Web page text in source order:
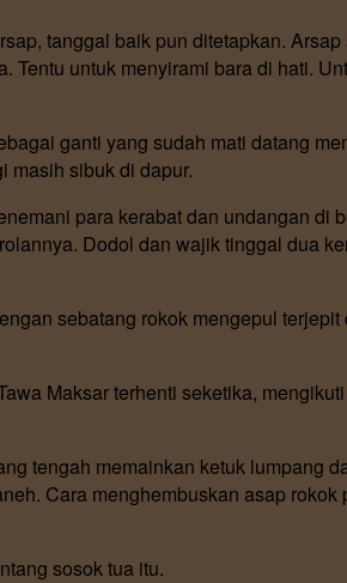
tanggal baik pun ditetapkan.
untuk menyirami bara di hati.
ganti yang sudah mati datang
masih sibuk di dapur.
para kerabat dan undangan di
Dodol dan wajik tinggal dua
sebatang rokok mengepul
Maksar terhenti seketika,
tengah memainkan ketuk lumpang
Cara menghembuskan asap
sosok tua itu.